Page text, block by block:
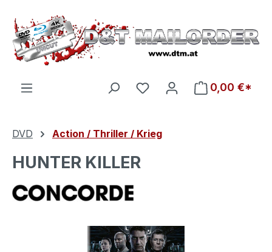
Zum Hauptinhalt springen
Du hast 0 Produkte auf
0,00 €*
DVD Action / Thriller / Krieg
HUNTER KILLER
Bildergalerie überspringen